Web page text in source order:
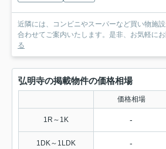
近隣には、コンビニやスーパーなど買い物施
合わせてご案内いたします。是非、お気軽に
る
弘明寺の掲載物件の価格相場
価格相場
1R～1K -
1DK～1LDK -